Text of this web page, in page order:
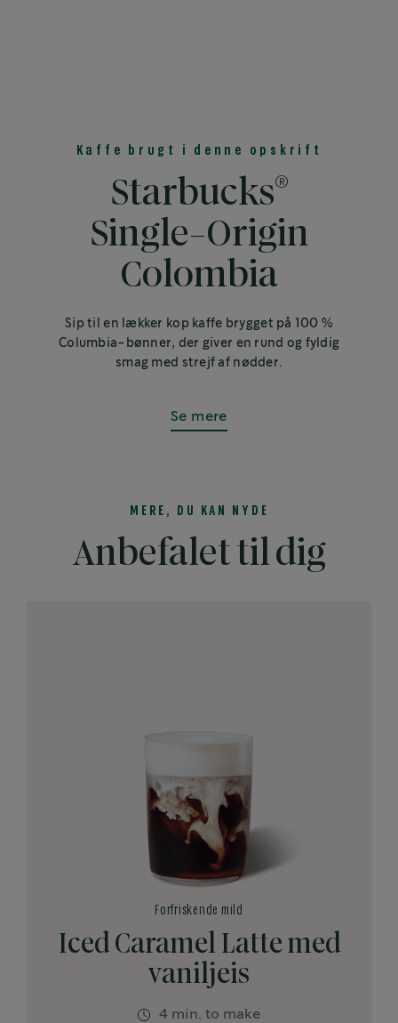
Kaffe brugt i denne opskrift
Starbucks®
Single-Origin
Colombia
Sip til en lækker kop kaffe brygget på 100 %
Columbia-bønner, der giver en rund og fyldig
smag med strejf af nødder.
Se mere
MERE, DU KAN NYDE
Anbefalet til dig
Iced Caramel Latte med
vaniljeis
Forfriskende mild
4 min. to make